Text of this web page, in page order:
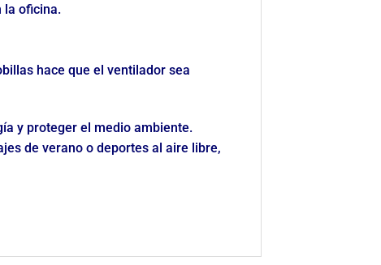
la oficina.
hace que el ventilador sea
y proteger el medio ambiente.
de verano o deportes al aire libre,